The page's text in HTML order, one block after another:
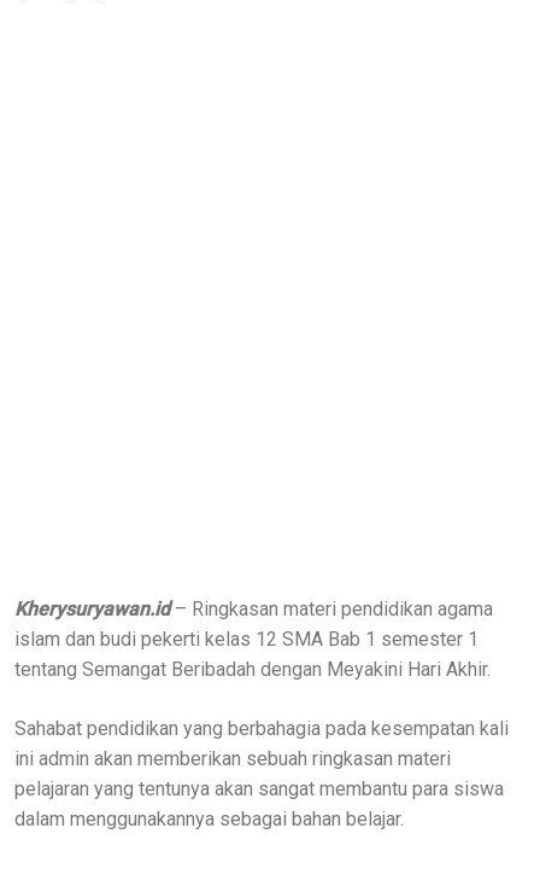
Kherysuryawan.id– Ringkasan materi pendidikan agama
islam dan budi pekerti kelas 12 SMA Bab 1 semester 1
tentang Semangat Beribadah dengan Meyakini Hari Akhir.
Sahabat pendidikan yang berbahagia pada kesempatan kali
ini admin akan memberikan sebuah ringkasan materi
pelajaran yang tentunya akan sangat membantu para siswa
dalam menggunakannya sebagai bahan belajar.